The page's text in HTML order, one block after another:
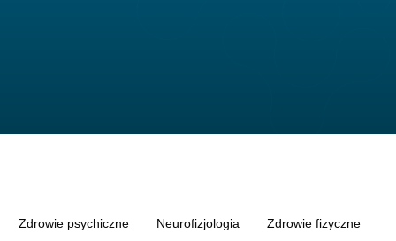
Zdrowie psychiczne Neurofizjologia Zdrowie fizyczne